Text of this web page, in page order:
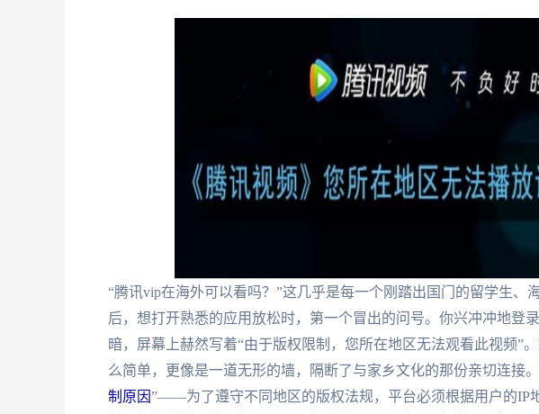
“腾讯vip在海外可以看吗？”这几乎是每一个刚踏出国门的留学生、
后，想打开熟悉的应用放松时，第一个冒出的问号。你兴冲冲地登
暗，屏幕上赫然写着“由于版权限制，您所在地区无法观看此视频”
么简单，更像是一道无形的墙，隔断了与家乡文化的那份亲切连接
制原因”——为了遵守不同地区的版权法规，平台必须根据用户的IP